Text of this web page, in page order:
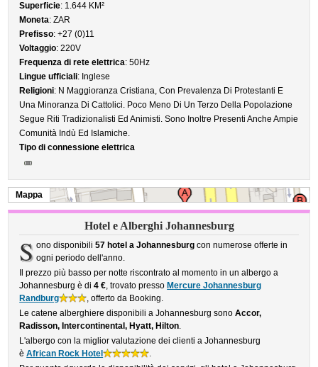
Superficie: 1.644 KM²
Moneta: ZAR
Prefisso: +27 (0)11
Voltaggio: 220V
Frequenza di rete elettrica: 50Hz
Lingue ufficiali: Inglese
Religioni: N Maggioranza Cristiana, Con Prevalenza Di Protestanti E
Una Minoranza Di Cattolici. Poco Meno Di Un Terzo Della Popolazione
Segue Riti Tradizionalisti Ed Animisti. Sono Inoltre Presenti Anche Ampie
Comunità Indù Ed Islamiche.
Tipo di connessione elettrica
Mappa
Hotel e Alberghi Johannesburg
S ono disponibili 57 hotel a Johannesburgcon numerose offerte in
ogni periodo dell'anno.
Il prezzo più basso per notte riscontrato al momento in un albergo a
Johannesburg è di4 €, trovato presso Mercure Johannesburg
Randburg
, offerto da Booking.
Le catene alberghiere disponibili a Johannesburg sonoAccor,
Radisson, Intercontinental, Hyatt, Hilton.
L'albergo con la miglior valutazione dei clienti a Johannesburg
èAfrican Rock Hotel
.